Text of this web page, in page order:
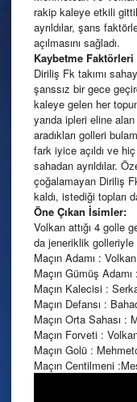
rakip kaleye etkili
ayrıldılar, şans
açılmasını sağladı.
Kaybetme Faktörleri
Diriliş Fk takımı
şanssız bir gece
kaleye gelen her
yarıda ipleri eline
aradıkları golleri
fark iyice açıldı ve
sahadan ayrıldılar.
çoğalamayan Diriliş
kaldı, istediği topları
Öne Çıkan İsimler:
Volkan attığı 4 golle
da jeneriklik golleriyle
Maçın Adamı : Volkan
Maçın Gümüş
Maçın Kalecisi :
Maçın Defansı :
Maçın Orta Sahası :
Maçın Forveti :
Maçın Golü :
Maçın Centilmeni